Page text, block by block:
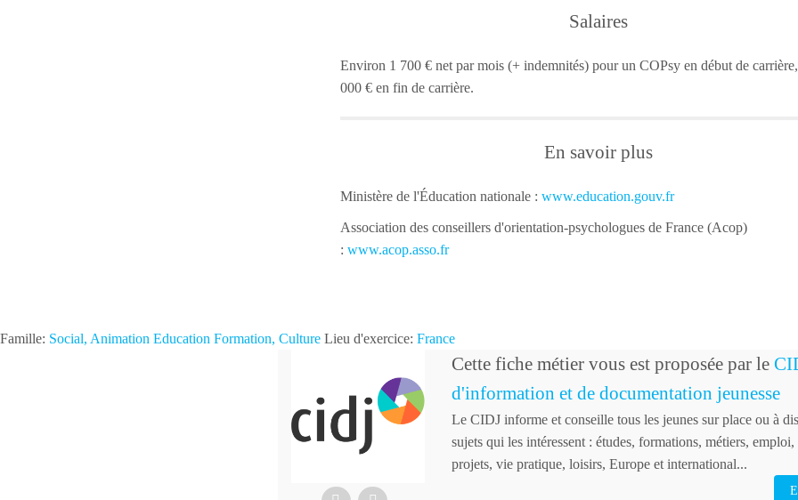
Salaires
Environ 1 700 € net par mois (+ indemnités) pour un COPsy en début de
000 € en fin de carrière.
En savoir plus
Ministère de l'Éducation nationale : www.education.gouv.fr
Association des conseillers d'orientation-psychologues de France (Acop)
: www.acop.asso.fr
Famille: Social, Animation Education Formation, Culture Lieu d'exercice: France
Cette fiche métier vous est proposée par le
d'information et de documentation jeunesse
Le CIDJ informe et conseille tous les jeunes sur place ou à
sujets qui les intéressent : études, formations, métiers,
projets, vie pratique, loisirs, Europe et international...